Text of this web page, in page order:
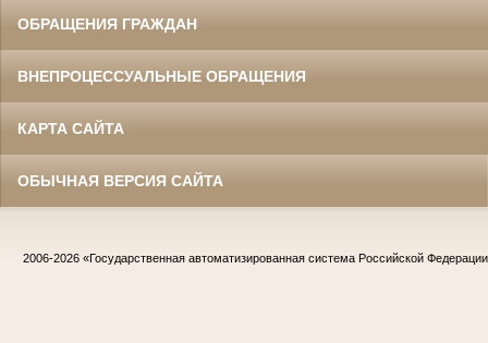
ОБРАЩЕНИЯ ГРАЖДАН
ВНЕПРОЦЕССУАЛЬНЫЕ ОБРАЩЕНИЯ
КАРТА САЙТА
ОБЫЧНАЯ ВЕРСИЯ САЙТА
2006-2026 «Государственная автоматизированная система Российской